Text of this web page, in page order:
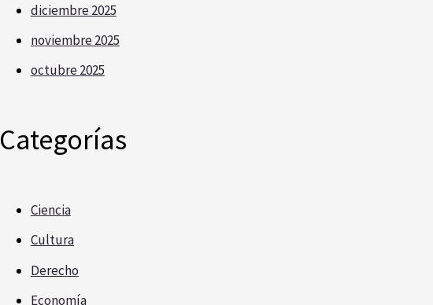
diciembre 2025
noviembre 2025
octubre 2025
Categorías
Ciencia
Cultura
Derecho
Economía